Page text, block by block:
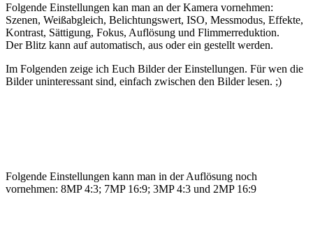
Folgende Einstellungen kan man an der Kamera vornehmen:
Szenen, Weißabgleich, Belichtungswert, ISO, Messmodus, Effekte,
Kontrast, Sättigung, Fokus, Auflösung und Flimmerreduktion.
Der Blitz kann auf automatisch, aus oder ein gestellt werden.
Im Folgenden zeige ich Euch Bilder der Einstellungen. Für wen die
Bilder uninteressant sind, einfach zwischen den Bilder lesen. ;)
Folgende Einstellungen kann man in der Auflösung noch
vornehmen: 8MP 4:3; 7MP 16:9; 3MP 4:3 und 2MP 16:9